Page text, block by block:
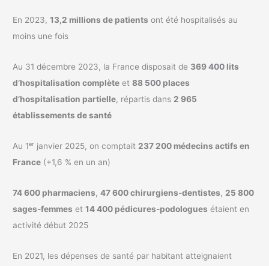
En 2023,13,2 millions de patients ont été hospitalisés au
moins une fois
Au 31 décembre 2023, la France disposait de 369 400 lits
d’hospitalisation complète et88 500 places
d’hospitalisation partielle, répartis dans 2 965
établissements de santé
Au 1ᵉʳ janvier 2025, on comptait 237 200 médecins actifs en
France (+1,6 % en un an)
74 600 pharmaciens,47 600 chirurgiens-dentistes, 25 800
sages-femmes et14 400 pédicures-podologues étaient en
activité début 2025
En 2021, les dépenses de santé par habitant atteignaient